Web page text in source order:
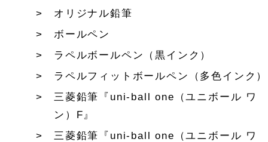
オリジナル鉛筆
ボールペン
ラペルボールペン（黒インク）
ラペルフィットボールペン（多色インク）
三菱鉛筆『uni-ball one（ユニボール ワ
ン）F』
三菱鉛筆『uni-ball one（ユニボール ワ